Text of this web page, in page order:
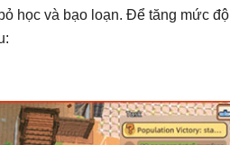
học và bạo loạn. Để tăng mức độ